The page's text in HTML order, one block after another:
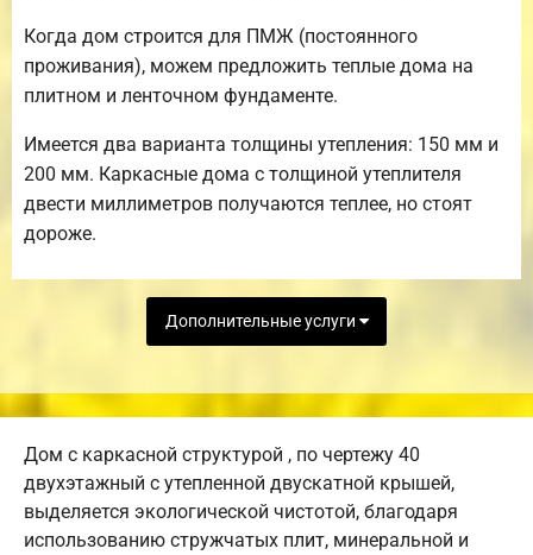
Когда дом строится для ПМЖ (постоянного
проживания), можем предложить теплые дома на
плитном и ленточном фундаменте.
Имеется два варианта толщины утепления: 150 мм и
200 мм. Каркасные дома с толщиной утеплителя
двести миллиметров получаются теплее, но стоят
дороже.
Дополнительные услуги
Дом с каркасной структурой , по чертежу 40
двухэтажный с утепленной двускатной крышей,
выделяется экологической чистотой, благодаря
использованию стружчатых плит, минеральной и